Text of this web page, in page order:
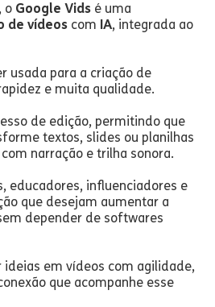
o Google Vids é uma
de vídeos com IA, integrada ao
usada para a criação de
e muita qualidade.
de edição, permitindo que
textos, slides ou planilhas
narração e trilha sonora.
educadores, influenciadores e
que desejam aumentar a
depender de softwares
em vídeos com agilidade,
que acompanhe esse